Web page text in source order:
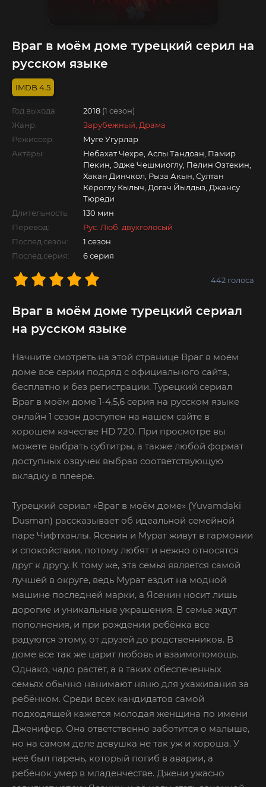
Враг в моём доме турецкий серил на
русском языке
4.5
Год выхода: 2018 (1 сезон)
Жанр:
Зарубежный, Драма
Режиссер:
Муге Угурлар
Актёры:
Небахат Чехре, Аслы Тандоан, Памир
Пекин, Эдже Чешмиоглу, Пелин Озтекин,
Хакан Динчкол, Рыза Акын, Султан
Кёроглу Кылыч, Догач Йылдыз, Джансу
Тюреди
Длительность:
130 мин
Перевод:
Рус. Люб. двухголосый
Послед.сезон:
1 сезон
Послед.серия:
6 серия
442 голоса
Враг в моём доме турецкий сериал
на русском языке
Начните смотреть на этой странице Враг в моём
доме все серии подряд с официального сайта,
бесплатно и без регистрации. Турецкий сериал
Враг в моём доме 1-4,5,6 серия на русском языке
онлайн 1 сезон доступен на нашем сайте в
хорошем качестве HD 720. При просмотре вы
можете выбрать субтитры, а также любой формат
доступных озвучек выбрав соответствующую
вкладку в плеере.
Турецкий сериал «Враг в моём доме» (Yuvamdaki
Dusman) рассказывает об идеальной семейной
паре Чифтханлы. Ясенин и Мурат живут в гармонии
и спокойствии, потому любят и нежно относятся
друг к другу. К тому же, эта семья является самой
лучшей в округе, ведь Мурат ездит на модной
машине последней марки, а Ясенин носит лишь
дорогие и уникальные украшения. В семье ждут
пополнения, и при рождении ребёнка все
радуются этому, от друзей до родственников. В
доме все так же царит любовь и взаимопомощь.
Однако, чадо растёт, а в таких обеспеченных
семьях обычно нанимают няню для ухаживания за
ребёнком. Среди всех кандидатов самой
подходящей кажется молодая женщина по имени
Дженифер. Она ответственно заботится о малыше,
но на самом деле девушка не так уж и хороша. У
неё был парень, который погиб в аварии, а
ребёнок умер в младенчестве. Джени ужасно